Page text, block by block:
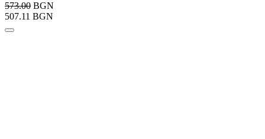
573.00 BGN
507.11 BGN